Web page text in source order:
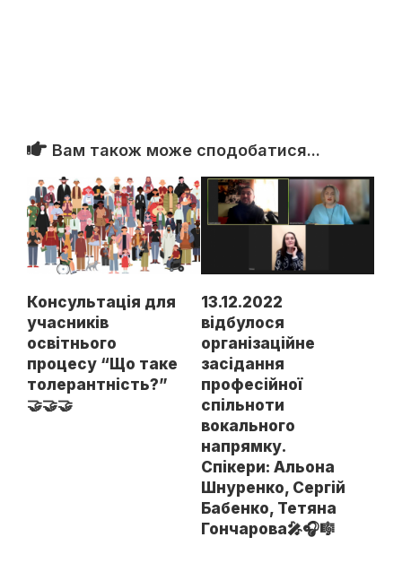
Вам також може сподобатися...
Консультація для
учасників
освітнього
процесу “Що таке
толерантність?”
🤝🤝🤝
13.12.2022
відбулося
організаційне
засідання
професійної
спільноти
вокального
напрямку.
Спікери: Альона
Шнуренко, Сергій
Бабенко, Тетяна
Гончарова🎤🎧🎼